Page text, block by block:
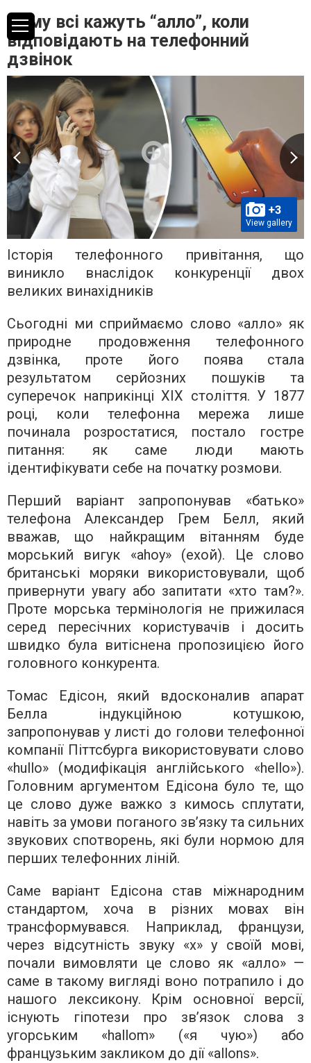
Чому всі кажуть “алло”, коли
відповідають на телефонний
дзвінок
+3
View gallery
Історія телефонного привітання, що
виникло внаслідок конкуренції двох
великих винахідників
Сьогодні ми сприймаємо слово «алло» як
природне продовження телефонного
дзвінка, проте його поява стала
результатом серйозних пошуків та
суперечок наприкінці XIX століття. У 1877
році, коли телефонна мережа лише
починала розростатися, постало гостре
питання: як саме люди мають
ідентифікувати себе на початку розмови.
Перший варіант запропонував «батько»
телефона Александер Грем Белл, який
вважав, що найкращим вітанням буде
морський вигук «ahoy» (ехой). Це слово
британські моряки використовували, щоб
привернути увагу або запитати «хто там?».
Проте морська термінологія не прижилася
серед пересічних користувачів і досить
швидко була витіснена пропозицією його
головного конкурента.
Томас Едісон, який вдосконалив апарат
Белла індукційною котушкою,
запропонував у листі до голови телефонної
компанії Піттсбурга використовувати слово
«hullo» (модифікація англійського «hello»).
Головним аргументом Едісона було те, що
це слово дуже важко з кимось сплутати,
навіть за умови поганого зв’язку та сильних
звукових спотворень, які були нормою для
перших телефонних ліній.
Саме варіант Едісона став міжнародним
стандартом, хоча в різних мовах він
трансформувався. Наприклад, французи,
через відсутність звуку «х» у своїй мові,
почали вимовляти це слово як «алло» —
саме в такому вигляді воно потрапило і до
нашого лексикону. Крім основної версії,
існують гіпотези про зв’язок слова з
угорським «hallom» («я чую») або
французьким закликом до дії «allons».